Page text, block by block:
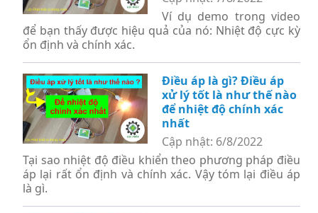
Ví dụ demo trong video
để bạn thấy được hiệu quả của nó: Nhiệt độ cực kỳ
ổn định và chính xác.
Điều áp là gì? Điều áp
xử lý tốt là như thế nào
để nhiệt độ chính xác
nhất
Cập nhật: 6/8/2022
Tại sao nhiệt độ điều khiển theo phương pháp điều
áp lại rất ổn định và chính xác. Vậy tóm lại điều áp
là gì.